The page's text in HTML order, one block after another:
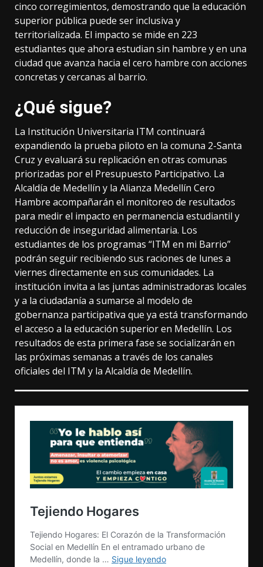
cinco corregimientos, demostrando que la educación
superior pública puede ser inclusiva y
territorializada. El impacto se mide en 223
estudiantes que ahora estudian sin hambre y en una
ciudad que avanza hacia el cero hambre con acciones
concretas y cercanas al barrio.
¿Qué sigue?
La Institución Universitaria ITM continuará
expandiendo la prueba piloto en la comuna 2-Santa
Cruz y evaluará su replicación en otras comunas
priorizadas por el Presupuesto Participativo. La
Alcaldía de Medellín y la Alianza Medellín Cero
Hambre acompañarán el monitoreo de resultados
para medir el impacto en permanencia estudiantil y
reducción de inseguridad alimentaria. Los
estudiantes de los programas “ITM en mi Barrio”
podrán seguir recibiendo sus raciones de lunes a
viernes directamente en sus comunidades. La
institución invita a las juntas administradoras locales
y a la ciudadanía a sumarse al modelo de
gobernanza participativa que ya está transformando
el acceso a la educación superior en Medellín. Los
resultados de esta primera fase se socializarán en
las próximas semanas a través de los canales
oficiales del ITM y la Alcaldía de Medellín.